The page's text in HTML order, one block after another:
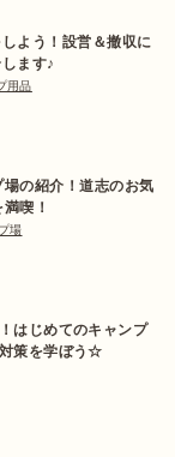
よう！設営＆撤収に
ます♪
用品
の紹介！道志のお気
喫！
場
はじめてのキャンプ
策を学ぼう☆
ショップ